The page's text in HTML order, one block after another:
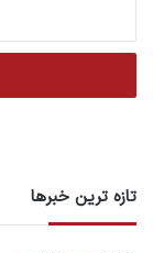
تازه ترین خبرها